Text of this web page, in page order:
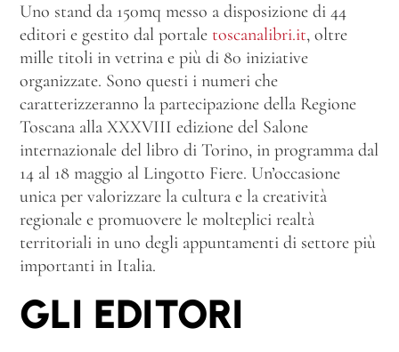
Uno stand da 150mq messo a disposizione di 44
editori e gestito dal portale toscanalibri.it, oltre
mille titoli in vetrina e più di 80 iniziative
organizzate. Sono questi i numeri che
caratterizzeranno la partecipazione della Regione
Toscana alla XXXVIII edizione del Salone
internazionale del libro di Torino, in programma dal
14 al 18 maggio al Lingotto Fiere. Un’occasione
unica per valorizzare la cultura e la creatività
regionale e promuovere le molteplici realtà
territoriali in uno degli appuntamenti di settore più
importanti in Italia.
GLI EDITORI